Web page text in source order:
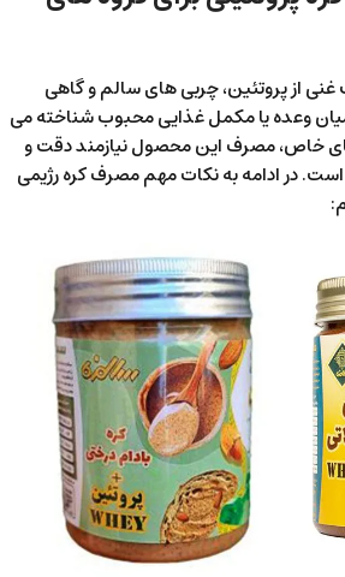
غنی از پروتئین، چربی های سالم و گاهی
وعده یا مکمل غذایی محبوب شناخته می
خاص، مصرف این محصول نیازمند دقت و
در ادامه به نکات مهم مصرف کره رژیمی